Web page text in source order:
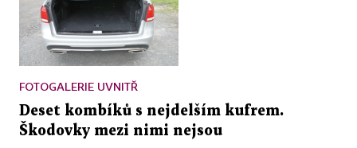
FOTOGALERIE UVNITŘ
Deset kombíků s nejdelším kufrem.
Škodovky mezi nimi nejsou